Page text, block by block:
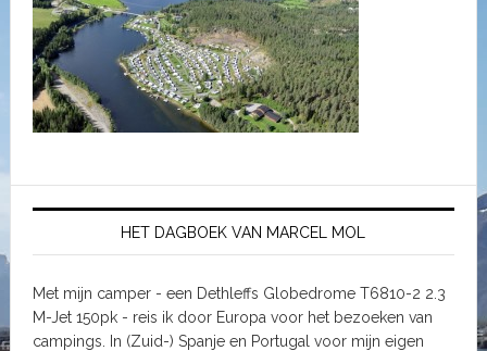
HET DAGBOEK VAN MARCEL MOL
Met mijn camper - een Dethleffs Globedrome T6810-2 2.3
M-Jet 150pk - reis ik door Europa voor het bezoeken van
campings. In (Zuid-) Spanje en Portugal voor mijn eigen